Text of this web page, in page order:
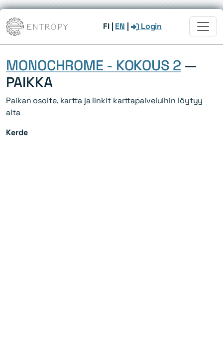
FI| EN | Login
MONOCHROME - KOKOUS 2 —
PAIKKA
Paikan osoite, kartta ja linkit karttapalveluihin löytyy
alta
Kerde